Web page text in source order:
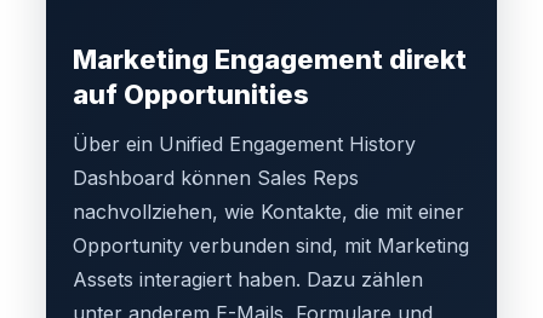
Marketing Engagement direkt
auf Opportunities
Über ein Unified Engagement History
Dashboard können Sales Reps
nachvollziehen, wie Kontakte, die mit einer
Opportunity verbunden sind, mit Marketing
Assets interagiert haben. Dazu zählen
unter anderem E-Mails, Formulare und